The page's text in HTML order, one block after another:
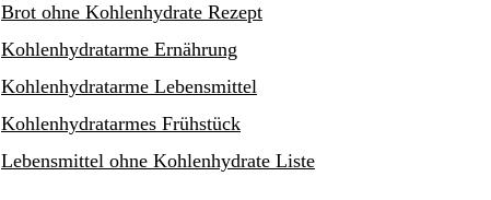
Brot ohne Kohlenhydrate Rezept
Kohlenhydratarme Ernährung
Kohlenhydratarme Lebensmittel
Kohlenhydratarmes Frühstück
Lebensmittel ohne Kohlenhydrate Liste